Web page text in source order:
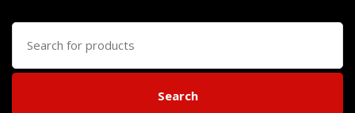
Search
for:
Search